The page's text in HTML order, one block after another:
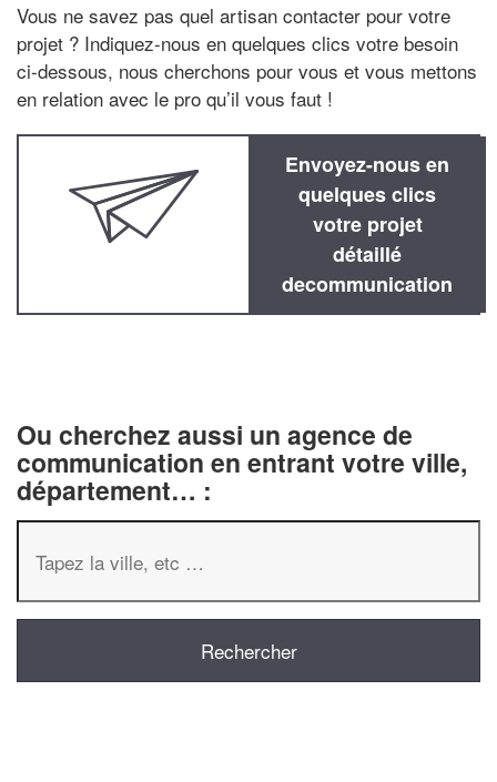
Vous ne savez pas quel artisan contacter pour votre
projet ? Indiquez-nous en quelques clics votre besoin
ci-dessous, nous cherchons pour vous et vous mettons
en relation avec le pro qu’il vous faut !
Envoyez-nous en
quelques clics
votre projet
détaillé
decommunication
Ou cherchez aussi un agence de
communication en entrant votre ville,
département… :